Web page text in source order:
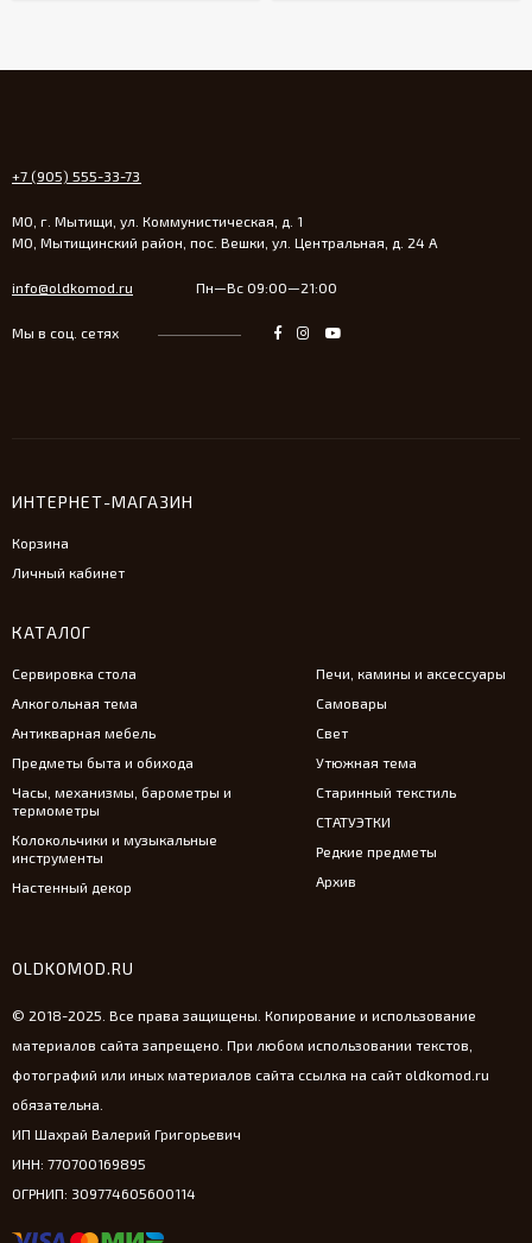
+7 (905) 555-33-73
МО, г. Мытищи, ул. Коммунистическая, д. 1
МО, Мытищинский район, пос. Вешки, ул. Центральная, д. 24 А
info@oldkomod.ru Пн—Вс 09:00—21:00
Мы в соц. сетях
ИНТЕРНЕТ-МАГАЗИН
Корзина
Личный кабинет
КАТАЛОГ
Сервировка стола
Алкогольная тема
Антикварная мебель
Предметы быта и обихода
Часы, механизмы, барометры и
термометры
Колокольчики и музыкальные
инструменты
Настенный декор
Печи, камины и аксессуары
Самовары
Свет
Утюжная тема
Старинный текстиль
СТАТУЭТКИ
Редкие предметы
Архив
OLDKOMOD.RU
© 2018-2025. Все права защищены. Копирование и использование
материалов сайта запрещено. При любом использовании текстов,
фотографий или иных материалов сайта ссылка на сайт oldkomod.ru
обязательна.
ИП Шахрай Валерий Григорьевич
ИНН: 770700169895
ОГРНИП: 309774605600114